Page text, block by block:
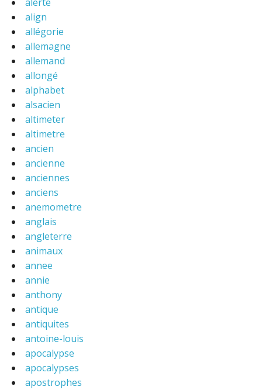
align
allégorie
allemagne
allemand
allongé
alphabet
alsacien
altimeter
altimetre
ancien
ancienne
anciennes
anciens
anemometre
anglais
angleterre
animaux
annee
annie
anthony
antique
antiquites
antoine-louis
apocalypse
apocalypses
apostrophes